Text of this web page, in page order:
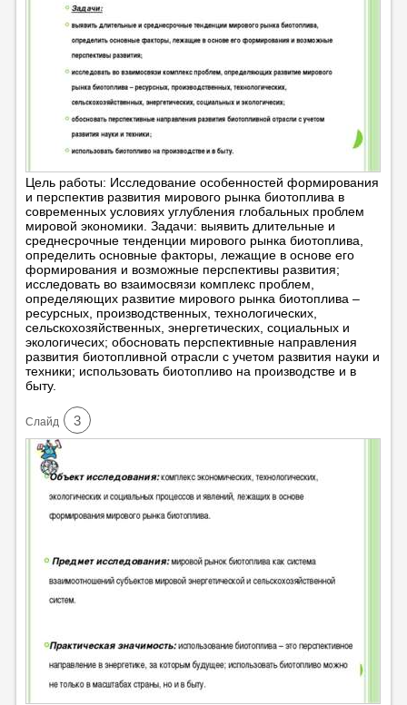
Цель работы: Исследование особенностей формирования
и перспектив развития мирового рынка биотоплива в
современных условиях углубления глобальных проблем
мировой экономики. Задачи: выявить длительные и
среднесрочные тенденции мирового рынка биотоплива,
определить основные факторы, лежащие в основе его
формирования и возможные перспективы развития;
исследовать во взаимосвязи комплекс проблем,
определяющих развитие мирового рынка биотоплива –
ресурсных, производственных, технологических,
сельскохозяйственных, энергетических, социальных и
экологичесих; обосновать перспективные направления
развития биотопливной отрасли с учетом развития науки и
техники; использовать биотопливо на производстве и в
быту.
Cлайд 3